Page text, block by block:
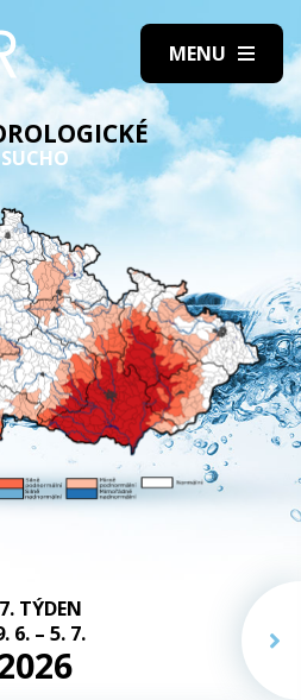
SUCHO
TÝDEN
6. – 5. 7.